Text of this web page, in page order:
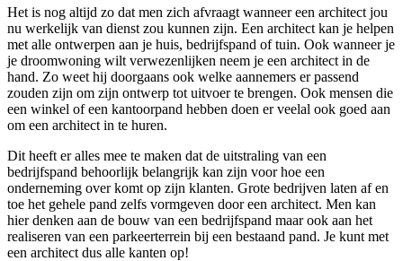
Het is nog altijd zo dat men zich afvraagt wanneer een architect jou
nu werkelijk van dienst zou kunnen zijn. Een architect kan je helpen
met alle ontwerpen aan je huis, bedrijfspand of tuin. Ook wanneer je
je droomwoning wilt verwezenlijken neem je een architect in de
hand. Zo weet hij doorgaans ook welke aannemers er passend
zouden zijn om zijn ontwerp tot uitvoer te brengen. Ook mensen die
een winkel of een kantoorpand hebben doen er veelal ook goed aan
om een architect in te huren.
Dit heeft er alles mee te maken dat de uitstraling van een
bedrijfspand behoorlijk belangrijk kan zijn voor hoe een
onderneming over komt op zijn klanten. Grote bedrijven laten af en
toe het gehele pand zelfs vormgeven door een architect. Men kan
hier denken aan de bouw van een bedrijfspand maar ook aan het
realiseren van een parkeerterrein bij een bestaand pand. Je kunt met
een architect dus alle kanten op!